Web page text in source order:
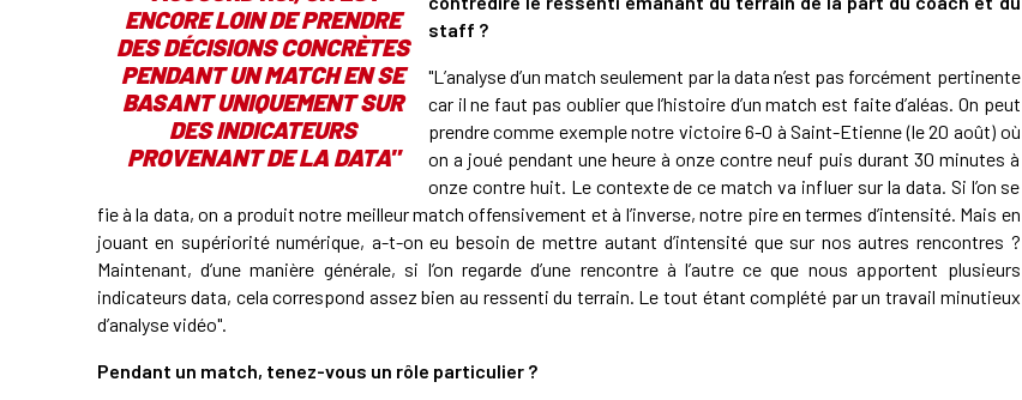
ENCORE LOIN DE PRENDRE
DES DÉCISIONS CONCRÈTES
PENDANT UN MATCH EN SE
BASANT UNIQUEMENT SUR
DES INDICATEURS
PROVENANT DE LA DATA"
staff ?
"L’analyse d’un match seulement par la data n’est pas forcément pertinente
car il ne faut pas oublier que l’histoire d’un match est faite d’aléas. On peut
prendre comme exemple notre victoire 6-0 à Saint-Etienne (le 20 août) où
on a joué pendant une heure à onze contre neuf puis durant 30 minutes à
onze contre huit. Le contexte de ce match va influer sur la data. Si l’on se
fie à la data, on a produit notre meilleur match offensivement et à l’inverse, notre pire en termes d’intensité. Mais en
jouant en supériorité numérique, a-t-on eu besoin de mettre autant d’intensité que sur nos autres rencontres ?
Maintenant, d’une manière générale, si l’on regarde d’une rencontre à l’autre ce que nous apportent plusieurs
indicateurs data, cela correspond assez bien au ressenti du terrain. Le tout étant complété par un travail minutieux
d’analyse vidéo".
Pendant un match, tenez-vous un rôle particulier ?